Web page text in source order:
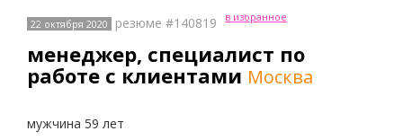
22 октября 2020 резюме #140819 в избранное
менеджер, специалист по
работе с клиентами Москва
мужчина 59 лет